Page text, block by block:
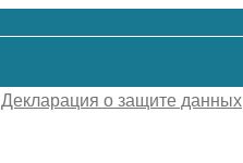
Декларация о защите данных